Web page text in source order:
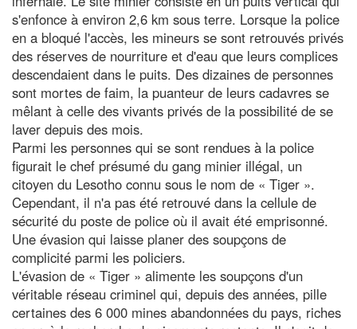
s'enfonce à environ 2,6 km sous terre. Lorsque la police
en a bloqué l'accès, les mineurs se sont retrouvés privés
des réserves de nourriture et d'eau que leurs complices
descendaient dans le puits. Des dizaines de personnes
sont mortes de faim, la puanteur de leurs cadavres se
mêlant à celle des vivants privés de la possibilité de se
laver depuis des mois.
Parmi les personnes qui se sont rendues à la police
figurait le chef présumé du gang minier illégal, un
citoyen du Lesotho connu sous le nom de « Tiger ».
Cependant, il n'a pas été retrouvé dans la cellule de
sécurité du poste de police où il avait été emprisonné.
Une évasion qui laisse planer des soupçons de
complicité parmi les policiers.
L'évasion de « Tiger » alimente les soupçons d'un
véritable réseau criminel qui, depuis des années, pille
certaines des 6 000 mines abandonnées du pays, riches